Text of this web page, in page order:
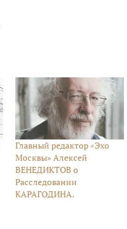
Главный редактор «Эхо
Москвы» Алексей
ВЕНЕДИКТОВ о
Расследовании
КАРАГОДИНА.